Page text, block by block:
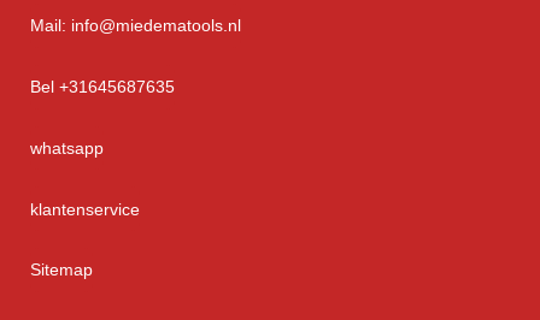
Mail: info@miedematools.nl
Bel +31645687635
whatsapp
klantenservice
Sitemap